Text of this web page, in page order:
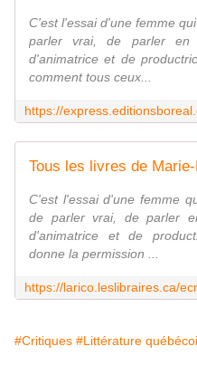
C'est l'essai d'une femme
parler vrai, de parler en
d'animatrice et de
comment tous ceux...
C'est l'essai d'une femme
de parler vrai, de parler
d'animatrice et de
donne la permission ...
#Critiques #Littérature